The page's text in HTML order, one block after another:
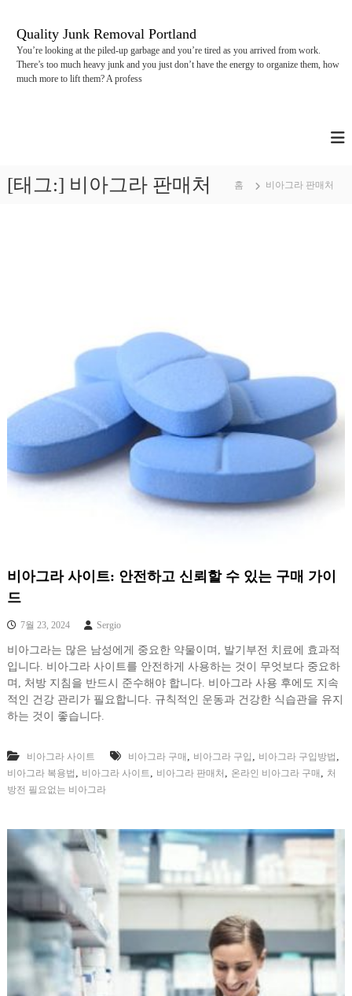
Quality Junk Removal Portland
You’re looking at the piled-up garbage and you’re tired as you arrived from work.
There’s too much heavy junk and you just don’t have the energy to organize them, how
much more to lift them? A profess
[태그:] 비아그라 판매처 홈 비아그라 판매처
비아그라 사이트: 안전하고 신뢰할 수 있는 구매 가이
드
7월 23, 2024 Sergio
비아그라는 많은 남성에게 중요한 약물이며, 발기부전 치료에 효과적
입니다. 비아그라 사이트를 안전하게 사용하는 것이 무엇보다 중요하
며, 처방 지침을 반드시 준수해야 합니다. 비아그라 사용 후에도 지속
적인 건강 관리가 필요합니다. 규칙적인 운동과 건강한 식습관을 유지
하는 것이 좋습니다.
비아그라 사이트 비아그라 구매 , 비아그라 구입 , 비아그라 구입방법 ,
비아그라 복용법 , 비아그라 사이트, 비아그라 판매처 , 온라인 비아그라 구매 , 처
방전 필요없는 비아그라